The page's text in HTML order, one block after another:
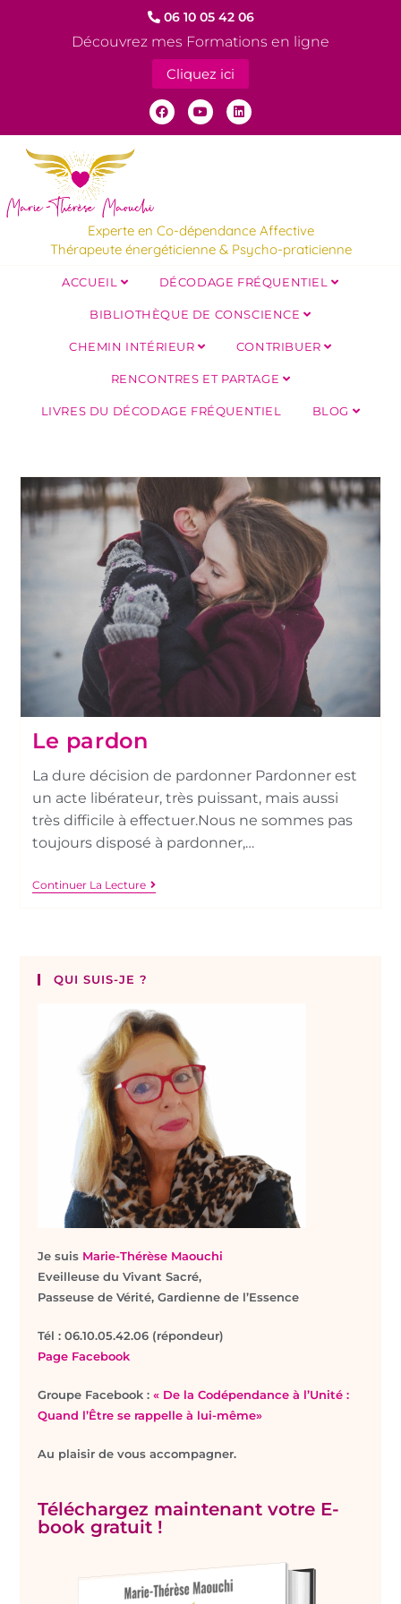
06 10 05 42 06
Découvrez mes Formations en ligne
Cliquez ici
Experte en Co-dépendance Affective
Thérapeute énergéticienne & Psycho-praticienne
ACCUEIL DÉCODAGE FRÉQUENTIEL
BIBLIOTHÈQUE DE CONSCIENCE
CHEMIN INTÉRIEUR CONTRIBUER
RENCONTRES ET PARTAGE
LIVRES DU DÉCODAGE FRÉQUENTIEL BLOG
Le pardon
La dure décision de pardonner Pardonner est
un acte libérateur, très puissant, mais aussi
très difficile à effectuer.Nous ne sommes pas
toujours disposé à pardonner,…
Continuer La Lecture
QUI SUIS-JE ?
Je suis Marie-Thérèse Maouchi
Eveilleuse du Vivant Sacré,
Passeuse de Vérité, Gardienne de l’Essence
Tél : 06.10.05.42.06 (répondeur)
Page Facebook
Groupe Facebook :« De la Codépendance à l’Unité :
Quand l’Être se rappelle à lui-même»
Au plaisir de vous accompagner.
Téléchargez maintenant votre E-
book gratuit !